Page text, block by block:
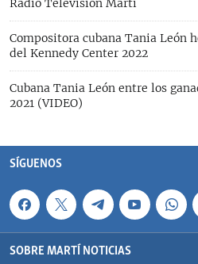
Compositora cubana Tania León
del Kennedy Center 2022
Cubana Tania León entre los
2021 (VIDEO)
SÍGUENOS
SOBRE MARTÍ NOTICIAS